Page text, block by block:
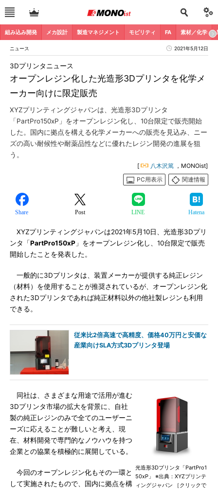
組み込み開発 メカ設計 製造マネジメント モビリティ FA 素材／化学
ニュース 2021年5月12日
オープンレジン化した光造形3Dプリンタを化学メ
ーカー向けに限定販売
3Dプリンタニュース
XYZプリンティングジャパンは、光造形3Dプリンタ
「PartPro150xP」をオープンレジン化し、10台限定で販売開始
した。国内に拠点を構える化学メーカーへの販売を見込み、ニー
ズの高い耐候性や耐薬品性などに優れたレジン開発の進展を狙
う。
[ 八木沢篤 ，MONOist]
PC用表示
関連情報
Share Post LINE Hatena
XYZプリンティングジャパンは2021年5月10日、光造形3Dプリ
ンタ「PartPro150xP 」をオープンレジン化し、10台限定で販売
開始したことを発表した。
一般的に3Dプリンタは、装置メーカーが提供する純正レジン
（材料）を使用することが推奨されているが、オープンレジン化
された3Dプリンタであれば純正材料以外の他社製レジンも利用
できる。
従来比2倍高速で高精度、価格40万円と安価な
産業向けSLA方式3Dプリンタ登場
光造形3Dプリンタ「PartPro1
50xP」 ※出典：XYZプリンテ
ィングジャパン ［クリックで
同社は、さまざまな用途で活用が進む
3Dプリンタ市場の拡大を背景に、自社
製の純正レジンのみで全てのユーザーニ
ーズに応えることが難しいと考え、現
在、材料開発で専門的なノウハウを持つ
企業との協業を積極的に展開している。
今回のオープンレジン化もその一環と
して実施されたもので、国内に拠点を構